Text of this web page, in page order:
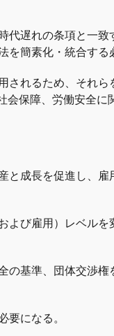
代遅れの条項と一
簡素化・統合する
されるため、それ
会保障、労働安全
と成長を促進し、
び雇用）レベルを
の基準、団体交渉
になる。